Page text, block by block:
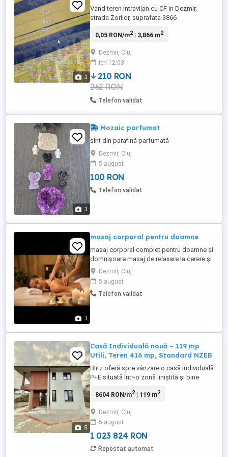
1
Vand teren intravilan cu CF in Dezmir,
strada Zorilor, suprafata 3866
0,05 RON/m2| 3,866 m2
Dezmir, Cluj
ieri 12:03
210 RON
262 RON
Telefon validat
1
Mozaic parfumat
sint din parafină parfumată
Dezmir, Cluj
5 august
100 RON
Telefon validat
1
masaj corporal pentru doamne
masaj corporal complet pentru doamne și
domnișoare masaj de relaxare la cerere și
jucăriii la "mine sau la tine"
Dezmir, Cluj
5 august
Telefon validat
5
Casă Individuală nouă – 119 mp
Utili, Teren 416 mp, Standard NZEB
Blitz oferă spre vânzare o casă individuală
P+E situată într-o zonă liniștită și bine
mp utili, un teren de 416 mp, două locuri
stadiul de semifinisat premium, conform
standardelor NZEB. Proiectul este modern,
eficient energetic ...
8604 RON/m2| 119 m2
Dezmir, Cluj
5 august
1 023 824 RON
Repostat automat